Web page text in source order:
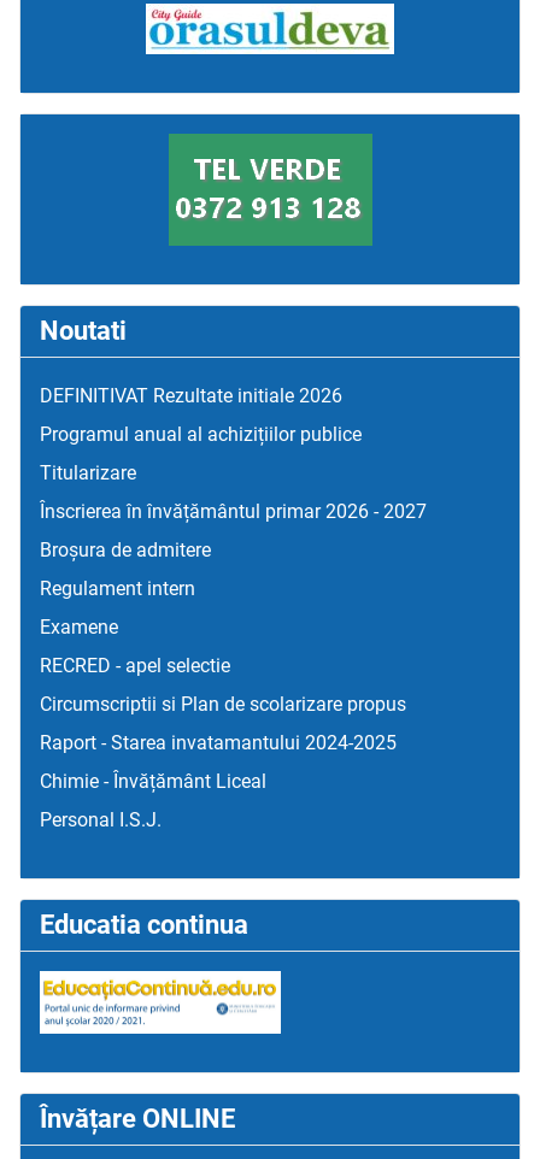
Noutati
DEFINITIVAT Rezultate initiale 2026
Programul anual al achizițiilor publice
Titularizare
Înscrierea în învățământul primar 2026 - 2027
Broșura de admitere
Regulament intern
Examene
RECRED - apel selectie
Circumscriptii si Plan de scolarizare propus
Raport - Starea invatamantului 2024-2025
Chimie - Învățământ Liceal
Personal I.S.J.
Educatia continua
Învățare ONLINE